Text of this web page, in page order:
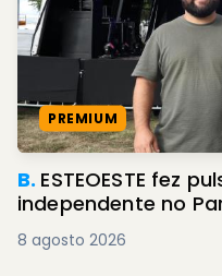
PREMIUM
B. ESTEOESTE fez
independente no
8 agosto 2026